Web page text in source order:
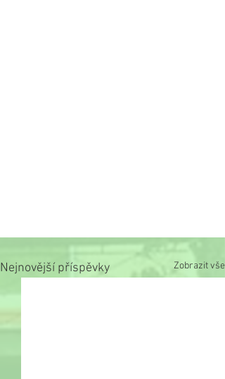
Nejnovější příspěvky Zobrazit vše